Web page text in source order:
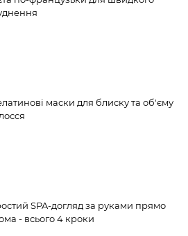
маски для блиску та об'єму
SPA-догляд за руками прямо
- всього 4 кроки